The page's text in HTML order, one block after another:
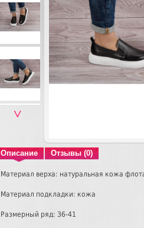
˅
Описание Отзывы (0)
Материал верха: натуральная кожа
Материал подкладки: кожа
Размерный ряд: 36-41